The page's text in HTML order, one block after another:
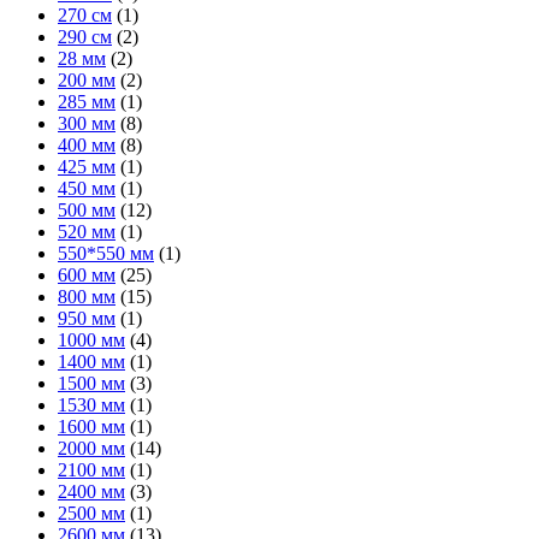
270 см (1)
290 см (2)
28 мм (2)
200 мм (2)
285 мм (1)
300 мм (8)
400 мм (8)
425 мм (1)
450 мм (1)
500 мм (12)
520 мм (1)
550*550 мм (1)
600 мм (25)
800 мм (15)
950 мм (1)
1000 мм (4)
1400 мм (1)
1500 мм (3)
1530 мм (1)
1600 мм (1)
2000 мм (14)
2100 мм (1)
2400 мм (3)
2500 мм (1)